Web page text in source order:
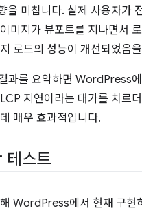
을 미칩니다. 실제 사용자가
미지가 뷰포트를 지나면서
로드의 성능이 개선되었음
과를 요약하면 WordPress
지연이라는 대가를 치르
매우 효과적입니다.
테스트
WordPress에서 현재 구현